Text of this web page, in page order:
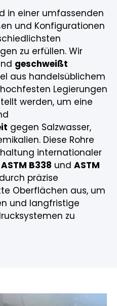
in einer umfassenden
und Konfigurationen
zu erfüllen. Wir
geschweißt
aus handelsüblichem
Legierungen
werden, um eine
gegen Salzwasser,
Diese Rohre
internationaler
ASTM B338 und ASTM
präzise
Oberflächen aus, um
und langfristige
zu